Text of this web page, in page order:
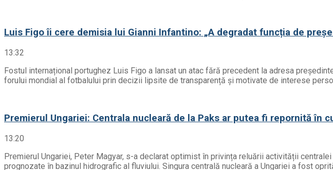
Luis Figo îi cere demisia lui Gianni Infantino: „A degradat funcția de
13:32
Fostul internațional portughez Luis Figo a lansat un atac fără precedent la adresa
forului mondial al fotbalului prin decizii lipsite de transparență și motivate de interese
Premierul Ungariei: Centrala nucleară de la Paks ar putea fi repornită în
13:20
Premierul Ungariei, Peter Magyar, s-a declarat optimist în privința reluării activității
prognozate în bazinul hidrografic al fluviului. Singura centrală nucleară a Ungariei a fost